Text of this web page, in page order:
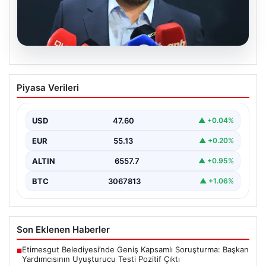
Ertuğrul Doğan’dan Mohamed Salah
Transferi Sonrası İlk Açıklama
Mısırlı futbolcu Mohamed Salah’ın transfer gelişmeleri
hakkında…
Piyasa Verileri
USD 47.60 ▲ +0.04%
EUR 55.13 ▲ +0.20%
ALTIN 6557.7 ▲ +0.95%
BTC 3067813 ▲ +1.06%
Son Eklenen Haberler
■Etimesgut Belediyesi’nde Geniş Kapsamlı Soruşturma: Başkan
Yardımcısının Uyuşturucu Testi Pozitif Çıktı